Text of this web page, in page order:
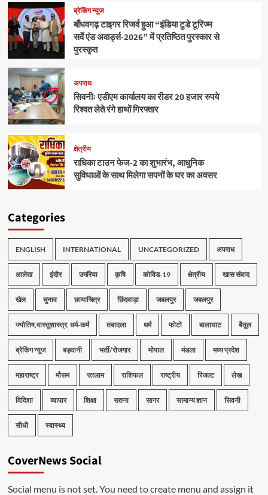
ब्रेकिंग न्यूज
बाँधवगढ़ टाइगर रिजर्व हुआ “इंडिया टुडे टूरिज्म
सर्वे एंड अवार्ड्स-2026” में प्रतिष्ठित पुरस्कार से
पुरस्कृत
अपराध
सिवनीः एडीएम कार्यालय का रीडर 20 हजार रुपये
रिश्वत लेते रंगे हाथों गिरफ्तार
क्षेत्रीय
राधिका टाउन फेज-2 का शुभारंभ, आधुनिक
सुविधाओं के साथ मिलेगा सपनों के घर का अवसर
Categories
ENGLISH INTERNATIONAL UNCATEGORIZED अपराध
आलेख इंदौर उमरिया कृषि कोविड-19 क्षेत्रीय खास संवाद
खेल चुनाव छायाचित्र छिंदवाड़ा जबलपुर जबलपुर
ज्योतिष,वास्तुशास्त्र, धर्म-कर्म तबादला धर्म फोटो बालाघाट बैतूल
ब्रेकिंग न्यूज बड़वानी भर्ती/रोजगार भोपाल मंडला मध्य प्रदेश
महाराष्ट्र मौसम रतलाम राशिफल राष्ट्रीय रिजल्ट लेख
विदिशा व्यापार शिक्षा सतना सागर सामान्य ज्ञान सिवनी
सीधी स्वास्थ्य
CoverNews Social
Social menu is not set. You need to create menu and assign it